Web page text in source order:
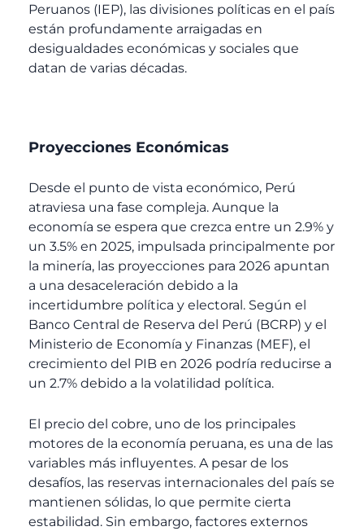
Peruanos (IEP), las divisiones políticas en el país
están profundamente arraigadas en
desigualdades económicas y sociales que
datan de varias décadas.
Proyecciones Económicas
Desde el punto de vista económico, Perú
atraviesa una fase compleja. Aunque la
economía se espera que crezca entre un 2.9% y
un 3.5% en 2025, impulsada principalmente por
la minería, las proyecciones para 2026 apuntan
a una desaceleración debido a la
incertidumbre política y electoral. Según el
Banco Central de Reserva del Perú (BCRP) y el
Ministerio de Economía y Finanzas (MEF), el
crecimiento del PIB en 2026 podría reducirse a
un 2.7% debido a la volatilidad política.
El precio del cobre, uno de los principales
motores de la economía peruana, es una de las
variables más influyentes. A pesar de los
desafíos, las reservas internacionales del país se
mantienen sólidas, lo que permite cierta
estabilidad. Sin embargo, factores externos